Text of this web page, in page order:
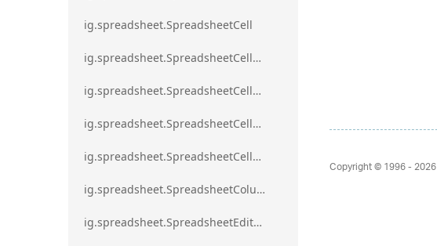
ig.spreadsheet.SpreadsheetCell
ig.spreadsheet.SpreadsheetCellEditMode
ig.spreadsheet.SpreadsheetCellRange
ig.spreadsheet.SpreadsheetCellRangeBorders
ig.spreadsheet.SpreadsheetCellRangeFormat
ig.spreadsheet.SpreadsheetColumnScrollRegion
ig.spreadsheet.SpreadsheetEditModeValidationErrorAction
Copyright © 1996 - 2026